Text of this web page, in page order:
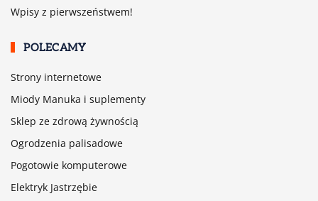
Wpisy z pierwszeństwem!
POLECAMY
Strony internetowe
Miody Manuka i suplementy
Sklep ze zdrową żywnością
Ogrodzenia palisadowe
Pogotowie komputerowe
Elektryk Jastrzębie